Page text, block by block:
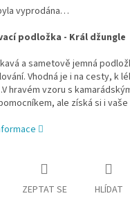
vyprodána…
podložka - Král džungle
a sametově jemná
Vhodná je i na cesty, k
hravém vzoru s
ale získá si i
ZEPTAT SE HLÍDAT